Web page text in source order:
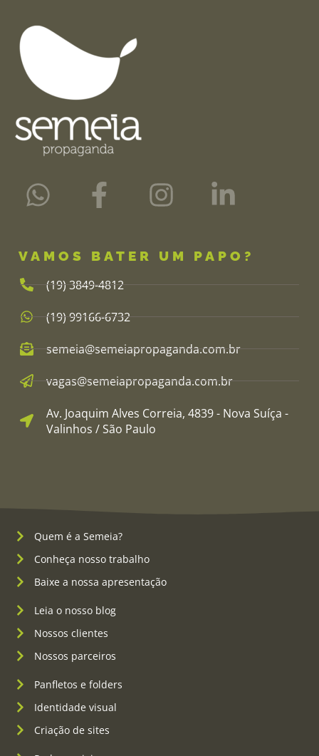
VAMOS BATER UM PAPO?
(19) 3849-4812​
(19) 99166-6732
semeia@semeiapropaganda.com.br​
vagas@semeiapropaganda.com.br​
Av. Joaquim Alves Correia, 4839 - Nova Suíça -
Valinhos / São Paulo
Quem é a Semeia?
Conheça nosso trabalho
Baixe a nossa apresentação
Leia o nosso blog
Nossos clientes
Nossos parceiros
Panfletos e folders
Identidade visual
Criação de sites